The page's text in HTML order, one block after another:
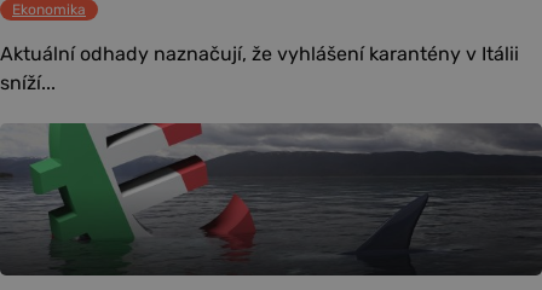
Ekonomika
Aktuální odhady naznačují, že vyhlášení karantény v Itálii
sníží...